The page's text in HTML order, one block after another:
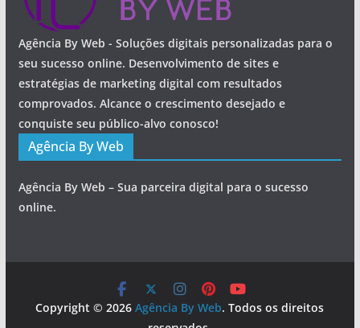
Agência By Web - Soluções digitais personalizadas para o
seu sucesso online. Desenvolvimento de sites e
estratégias de marketing digital com resultados
comprovados. Alcance o crescimento desejado e
conquiste seu público-alvo conosco!
Agência By Web
Agência By Web – Sua parceira digital para o sucesso
online.
Copyright © 2026Agência By Web. Todos os direitos